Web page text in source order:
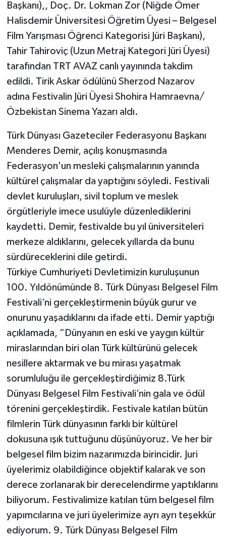
Başkanı),, Doç. Dr. Lokman Zor (Niğde Ömer
Halisdemir Üniversitesi Öğretim Üyesi – Belgesel
Film Yarışması Öğrenci Kategorisi Jüri Başkanı),
Tahir Tahiroviç (Uzun Metraj Kategori Jüri Üyesi)
tarafından TRT AVAZ canlı yayınında takdim
edildi. Tirik Askar ödülünü Sherzod Nazarov
adına Festivalin Jüri Üyesi Shohira Hamraevna/
Özbekistan Sinema Yazarı aldı.
Türk Dünyası Gazeteciler Federasyonu Başkanı
Menderes Demir, açılış konuşmasında
Federasyon'un mesleki çalışmalarının yanında
kültürel çalışmalar da yaptığını söyledi. Festivali
devlet kuruluşları, sivil toplum ve meslek
örgütleriyle imece usulüyle düzenlediklerini
kaydetti. Demir, festivalde bu yıl üniversiteleri
merkeze aldıklarını, gelecek yıllarda da bunu
sürdüreceklerini dile getirdi.
Türkiye Cumhuriyeti Devletimizin kuruluşunun
100. Yıldönümünde 8. Türk Dünyası Belgesel Film
Festivali’ni gerçekleştirmenin büyük gurur ve
onurunu yaşadıklarını da ifade etti. Demir yaptığı
açıklamada, “Dünyanın en eski ve yaygın kültür
miraslarından biri olan Türk kültürünü gelecek
nesillere aktarmak ve bu mirası yaşatmak
sorumluluğu ile gerçekleştirdiğimiz 8.Türk
Dünyası Belgesel Film Festivali’nin gala ve ödül
törenini gerçekleştirdik. Festivale katılan bütün
filmlerin Türk dünyasının farklı bir kültürel
dokusuna ışık tuttuğunu düşünüyoruz. Ve her bir
belgesel film bizim nazarımızda birincidir. Juri
üyelerimiz olabildiğince objektif kalarak ve son
derece zorlanarak bir derecelendirme yaptıklarını
biliyorum. Festivalimize katılan tüm belgesel film
yapımcılarına ve juri üyelerimize ayrı ayrı teşekkür
ediyorum. 9. Türk Dünyası Belgesel Film